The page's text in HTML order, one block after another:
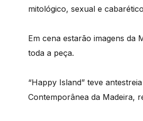
mitológico, sexual e
Em cena estarão imagens da
toda a peça.
“Happy Island” teve
Contemporânea da Madeira,